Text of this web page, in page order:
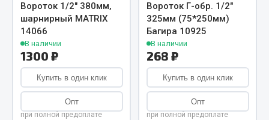
Кольца уплотнительные
Лента конвейерная
Манжеты
Паронит
Патрубки
Прокладки
Рукава высокого давления
Вороток 1/2" 380мм,
шарнирный MATRIX
14066
В наличии
1300 ₽
Купить в один клик
Опт
при полной предоплате
Вороток Г-обр. 1/2"
325мм (75*250мм)
Багира 10925
В наличии
268 ₽
Купить в один клик
Опт
при полной предоплате